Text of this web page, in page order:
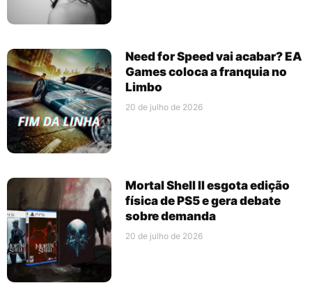
Need for Speed vai acabar? EA
Games coloca a franquia no
Limbo
20 de julho de 2026
Mortal Shell II esgota edição
física de PS5 e gera debate
sobre demanda
20 de julho de 2026